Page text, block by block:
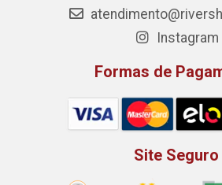
Instagram
Formas de
Site Seguro